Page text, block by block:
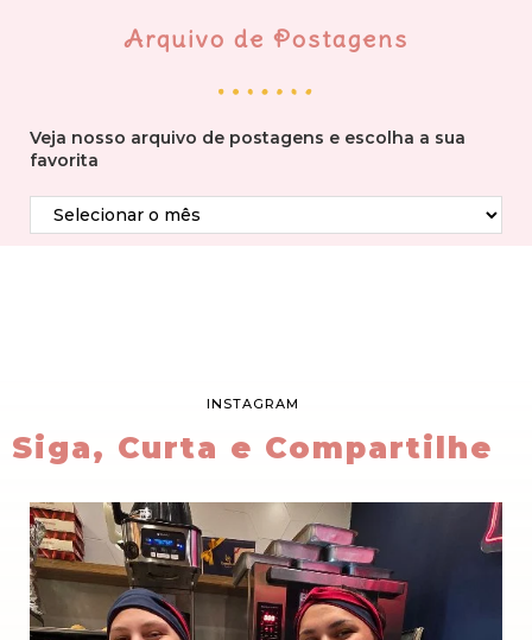
Arquivo de Postagens
Veja nosso arquivo de postagens e escolha a sua
favorita
INSTAGRAM
Siga, Curta e Compartilhe